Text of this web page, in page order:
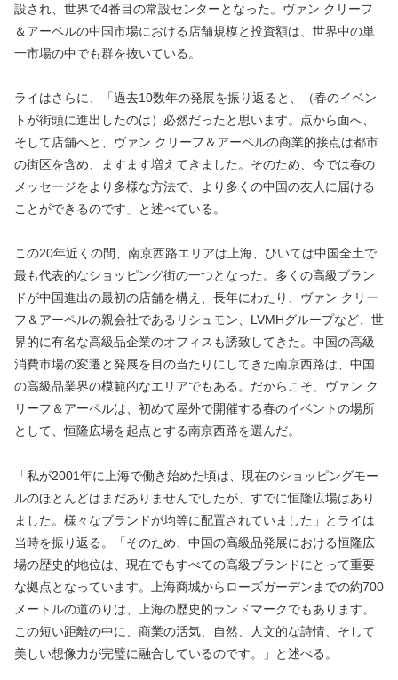
設され、世界で4番目の常設センターとなった。ヴァン クリーフ
＆アーペルの中国市場における店舗規模と投資額は、世界中の単
一市場の中でも群を抜いている。
ライはさらに、「過去10数年の発展を振り返ると、（春のイベン
トが街頭に進出したのは）必然だったと思います。点から面へ、
そして店舗へと、ヴァン クリーフ＆アーペルの商業的接点は都市
の街区を含め、ますます増えてきました。そのため、今では春の
メッセージをより多様な方法で、より多くの中国の友人に届ける
ことができるのです」と述べている。
この20年近くの間、南京西路エリアは上海、ひいては中国全土で
最も代表的なショッピング街の一つとなった。多くの高級ブラン
ドが中国進出の最初の店舗を構え、長年にわたり、ヴァン クリー
フ＆アーペルの親会社であるリシュモン、LVMHグループなど、世
界的に有名な高級品企業のオフィスも誘致してきた。中国の高級
消費市場の変遷と発展を目の当たりにしてきた南京西路は、中国
の高級品業界の模範的なエリアでもある。だからこそ、ヴァン ク
リーフ＆アーペルは、初めて屋外で開催する春のイベントの場所
として、恒隆広場を起点とする南京西路を選んだ。
「私が2001年に上海で働き始めた頃は、現在のショッピングモー
ルのほとんどはまだありませんでしたが、すでに恒隆広場はあり
ました。様々なブランドが均等に配置されていました」とライは
当時を振り返る。「そのため、中国の高級品発展における恒隆広
場の歴史的地位は、現在でもすべての高級ブランドにとって重要
な拠点となっています。上海商城からローズガーデンまでの約700
メートルの道のりは、上海の歴史的ランドマークでもあります。
この短い距離の中に、商業の活気、自然、人文的な詩情、そして
美しい想像力が完璧に融合しているのです。」と述べる。